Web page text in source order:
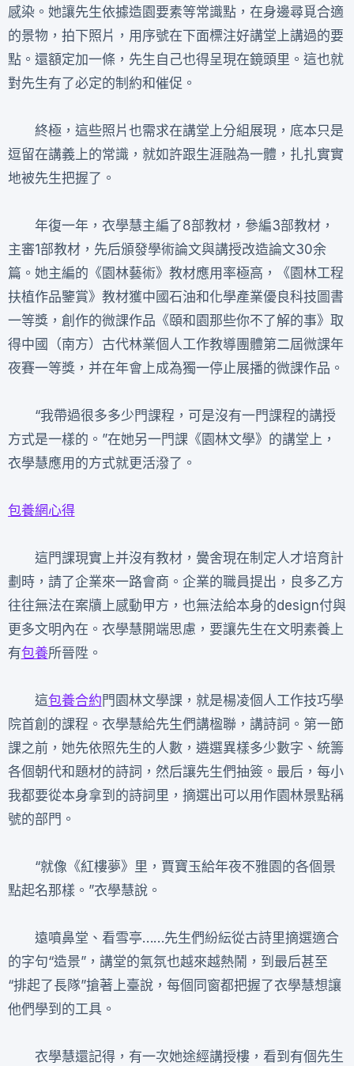
感染。她讓先生依據造園要素等常識點，在身邊尋覓合適
的景物，拍下照片，用序號在下面標注好講堂上講過的要
點。還額定加一條，先生自己也得呈現在鏡頭里。這也就
對先生有了必定的制約和催促。
終極，這些照片也需求在講堂上分組展現，底本只是
逗留在講義上的常識，就如許跟生涯融為一體，扎扎實實
地被先生把握了。
年復一年，衣學慧主編了8部教材，參編3部教材，
主審1部教材，先后頒發學術論文與講授改造論文30余
篇。她主編的《園林藝術》教材應用率極高，《園林工程
扶植作品鑒賞》教材獲中國石油和化學產業優良科技圖書
一等獎，創作的微課作品《頤和園那些你不了解的事》取
得中國（南方）古代林業個人工作教導團體第二屆微課年
夜賽一等獎，并在年會上成為獨一停止展播的微課作品。
“我帶過很多多少門課程，可是沒有一門課程的講授
方式是一樣的。”在她另一門課《園林文學》的講堂上，
衣學慧應用的方式就更活潑了。
包養網心得
這門課現實上并沒有教材，黌舍現在制定人才培育計
劃時，請了企業來一路會商。企業的職員提出，良多乙方
往往無法在案牘上感動甲方，也無法給本身的design付與
更多文明內在。衣學慧開端思慮，要讓先生在文明素養上
有包養所晉陞。
這包養合約門園林文學課，就是楊凌個人工作技巧學
院首創的課程。衣學慧給先生們講楹聯，講詩詞。第一節
課之前，她先依照先生的人數，遴選異樣多少數字、統籌
各個朝代和題材的詩詞，然后讓先生們抽簽。最后，每小
我都要從本身拿到的詩詞里，摘選出可以用作園林景點稱
號的部門。
“就像《紅樓夢》里，賈寶玉給年夜不雅園的各個景
點起名那樣。”衣學慧說。
遠噴鼻堂、看雪亭……先生們紛紜從古詩里摘選適合
的字句“造景”，講堂的氣氛也越來越熱鬧，到最后甚至
“排起了長隊”搶著上臺說，每個同窗都把握了衣學慧想讓
他們學到的工具。
衣學慧還記得，有一次她途經講授樓，看到有個先生